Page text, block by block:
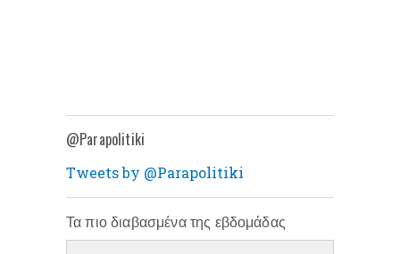
@Parapolitiki
Tweets by @Parapolitiki
Τα πιο διαβασμένα της εβδομάδας